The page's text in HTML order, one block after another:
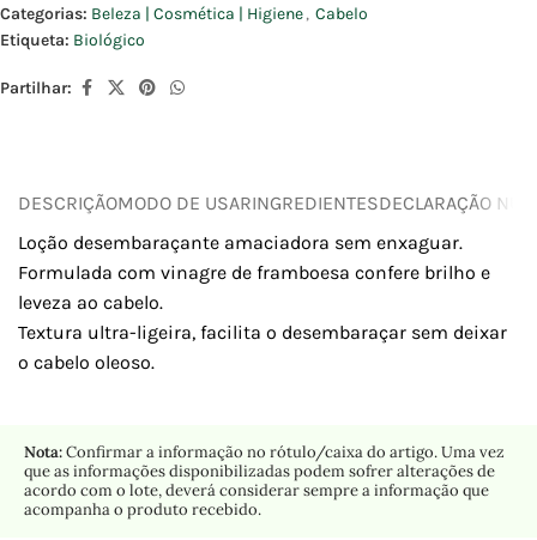
Categorias: Beleza | Cosmética | Higiene, Cabelo
Etiqueta: Biológico
Partilhar:
DESCRIÇÃOMODO DE USARINGREDIENTESDECLARAÇÃO
Loção desembaraçante amaciadora sem enxaguar.
Formulada com vinagre de framboesa confere brilho e
leveza ao cabelo.
Textura ultra-ligeira, facilita o desembaraçar sem deixar
o cabelo oleoso.
Nota:Confirmar a informação no rótulo/caixa do artigo. Uma vez
que as informações disponibilizadas podem sofrer alterações de
acordo com o lote, deverá considerar sempre a informação que
acompanha o produto recebido.